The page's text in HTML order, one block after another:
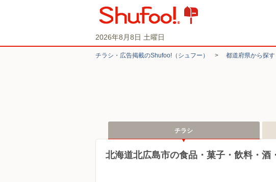
2026年8月8日 土曜日
チラシ・​広告掲載の​Shufoo!​（シュフー） > 都道府県から探す
チラシ
北海道北広島市の食品・菓子・飲料・酒